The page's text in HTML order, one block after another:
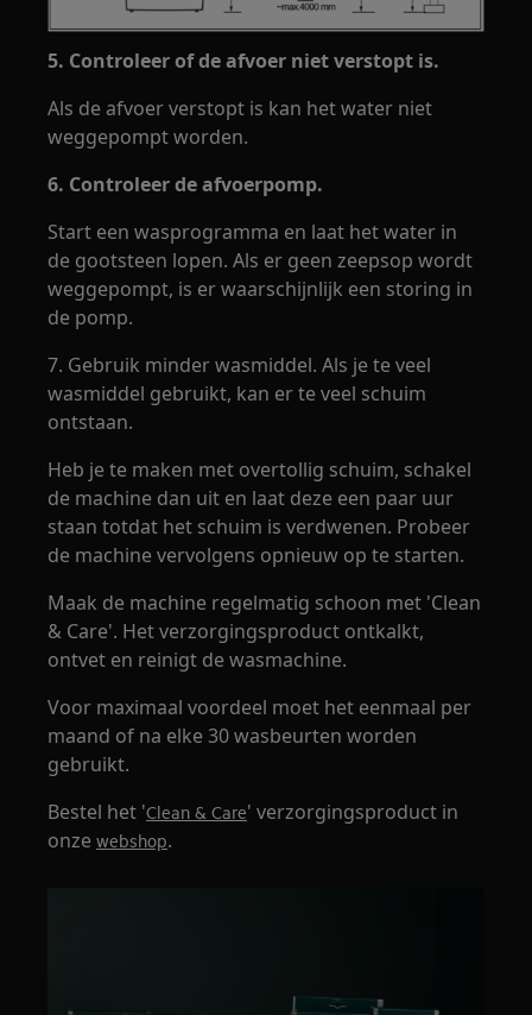
5. Controleer of de afvoer niet verstopt is.
Als de afvoer verstopt is kan het water niet
weggepompt worden.
6. Controleer de afvoerpomp.
Start een wasprogramma en laat het water in
de gootsteen lopen. Als er geen zeepsop wordt
weggepompt, is er waarschijnlijk een storing in
de pomp.
7. Gebruik minder wasmiddel. Als je te veel
wasmiddel gebruikt, kan er te veel schuim
ontstaan.
Heb je te maken met overtollig schuim, schakel
de machine dan uit en laat deze een paar uur
staan totdat het schuim is verdwenen. Probeer
de machine vervolgens opnieuw op te starten.
Maak de machine regelmatig schoon met 'Clean
& Care'. Het verzorgingsproduct ontkalkt,
ontvet en reinigt de wasmachine.
Voor maximaal voordeel moet het eenmaal per
maand of na elke 30 wasbeurten worden
gebruikt.
Bestel het 'Clean & Care' verzorgingsproduct in
onzewebshop.